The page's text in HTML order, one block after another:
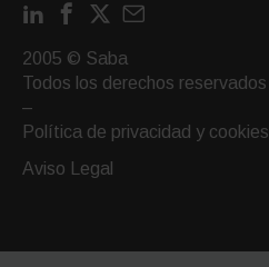
LinkedIn
FacebookContactar
email
2005 © Saba
Todos los derechos reservados
–
Política de privacidad y cookies
Aviso Legal